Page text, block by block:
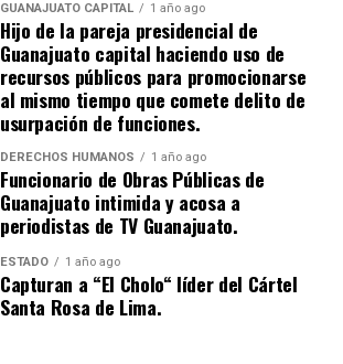
GUANAJUATO CAPITAL 1 año ago
Hijo de la pareja presidencial de
Guanajuato capital haciendo uso de
recursos públicos para promocionarse
al mismo tiempo que comete delito de
usurpación de funciones.
DERECHOS HUMANOS 1 año ago
Funcionario de Obras Públicas de
Guanajuato intimida y acosa a
periodistas de TV Guanajuato.
ESTADO 1 año ago
Capturan a “El Cholo“ líder del Cártel
Santa Rosa de Lima.